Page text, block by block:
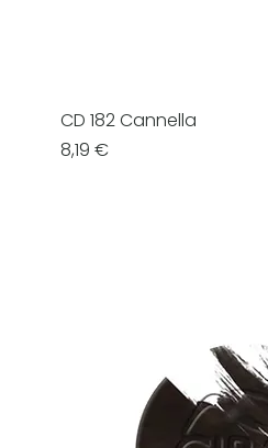
CD 182 Cannella
Prezzo
8,19 €